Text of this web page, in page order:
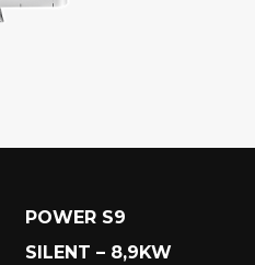
POWER S9
SILENT – 8,9KW